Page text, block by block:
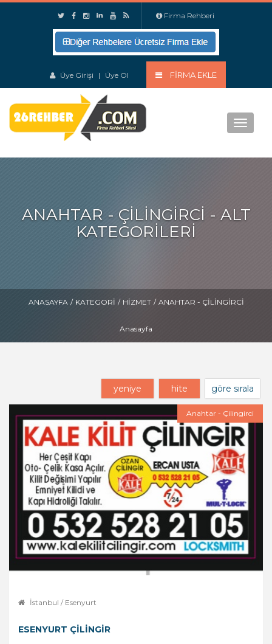
Firma Rehberi
Üye Girişi | Üye Ol FIRMA EKLE
Menu
ANAHTAR - ÇILINGIRCI - ALT
KATEGORILERI
ANASAYFA / KATEGORI / HIZMET / ANAHTAR - ÇILINGIRCI
Anasayfa
yeniye hite göre sırala
Anahtar - Çilingirci
İstanbul / Esenyurt
ESENYURT ÇILINGIR